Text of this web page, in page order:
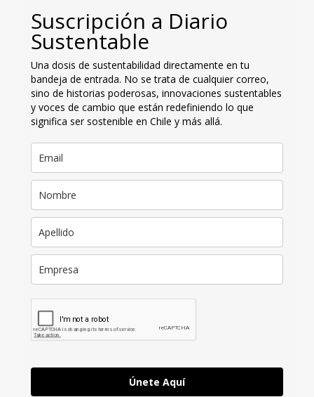
Suscripción a Diario
Sustentable
Una dosis de sustentabilidad directamente en tu
bandeja de entrada. No se trata de cualquier correo,
sino de historias poderosas, innovaciones sustentables
y voces de cambio que están redefiniendo lo que
significa ser sostenible en Chile y más allá.
Únete Aquí